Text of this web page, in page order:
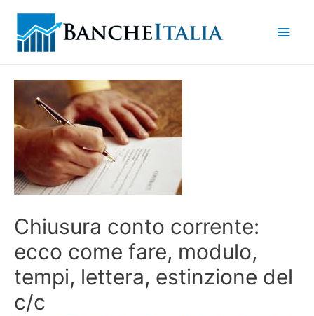
Chiusura conto corrente:
ecco come fare, modulo,
tempi, lettera, estinzione del
c/c